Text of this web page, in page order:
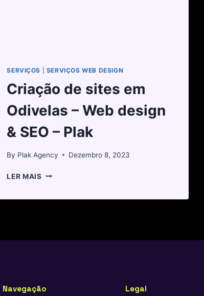
SERVIÇOS SERVIÇOS WEB DESIGN
Criação de sites em
Odivelas – Web design
& SEO – Plak
By Plak Agency Dezembro 8, 2023
LER MAIS
Navegação Legal